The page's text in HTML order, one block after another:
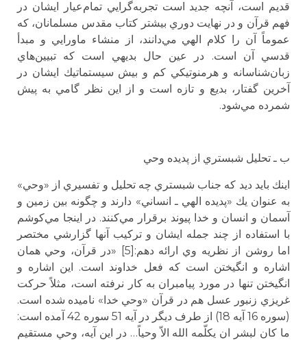
قديم است، آنچه جديد است تجربه‌گرايي تمام‌عيار ايشان در
فهم قرآن و در نهايت دوري بيشتر كتاب مقدس مسلمانان، كه
عموماً آن را كلام الهي مي‌دانند، از منشاء ماورايي و مبدأ
قدسي آن است. در عين حال بديهي است كه تبيين‌هاي
زبان‌شناسانه و هرمنوتيكي كم و بيش سيستماتيك ايشان در
آخرين گفتار، بديع و تازه است و از اين نظر گامي به پيش
شمرده مي‌شود.
ب ـ تحليل شبستري از پديده وحي
اينك بايد ديد كه جناب شبستري چه تحليل و تفسيري از «وحي»
به عنوان يك «پديده الهي ـ انساني» دارند و چگونه بين زمين و
آسمان و انسان و خدا پيوند برقرار مي‌كنند. در اينجا مي‌كوشم
با استفاده از چند جمله ايشان و تركيب آنها گزارشي مختصر
اما روشن از نظريه وي ارائه دهم:[5] «در قرآن،‌ وحي همان
اشاره و انگيختن است كه فعل خداوند است. اين اشاره و
انگيختن تنها در مورد پيامبران به كار نرفته است، مثلاً حركت
غريزي زنبور عسل هم در قرآن «وحي خدا» ناميده شده است.
(سوره 16 آيه 18) از طرف ديگر در آيه 51 سوره 42 آمده است:
ما كان لبشر ان يكلّمه الله الاّ وحياً… در اين آيه، وحي مستقيم